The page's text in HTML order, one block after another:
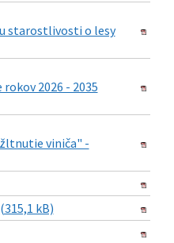
starostlivosti o lesy
2026 - 2035
viniča" -
kB)